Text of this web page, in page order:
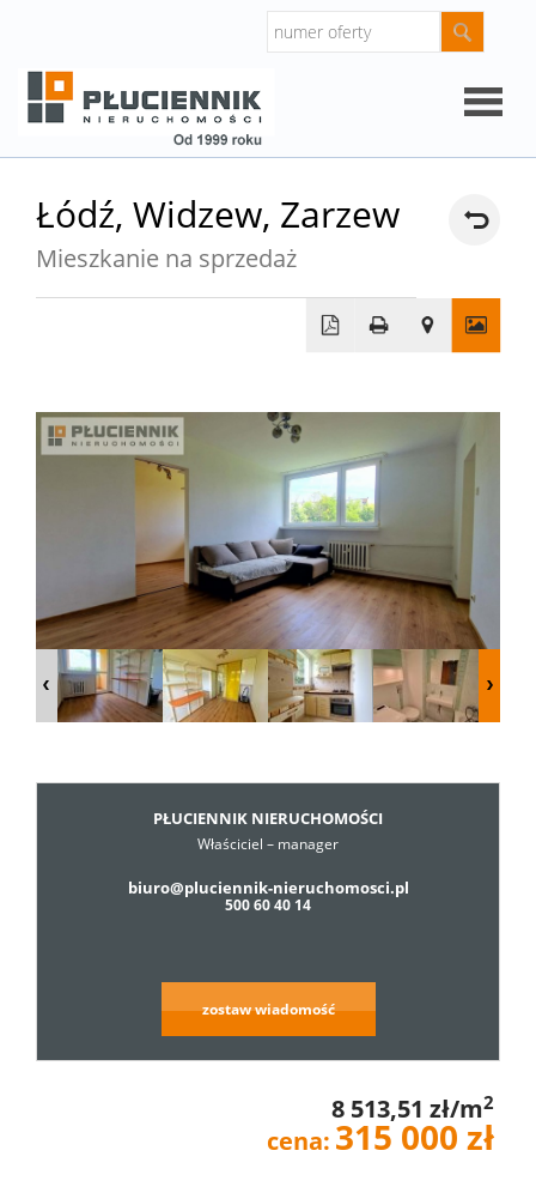
firmie
Oferty
Dzialki
Lokale
Łódź, Widzew, Zarzew
Mieszkanie na sprzedaż
PŁUCIENNIK NIERUCHOMOŚCI
Właściciel – manager
biuro@pluciennik-nieruchomosci.pl
500 60 40 14
zostaw wiadomość
8 513,51 zł/m2
cena: 315 000 zł